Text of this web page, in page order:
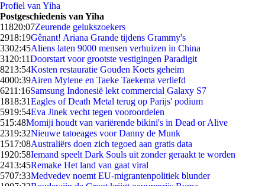
Profiel van Yiha
Postgeschiedenis van Yiha
11820:07Zeurende gelukszoekers
2918:19Gênant! Ariana Grande tijdens Grammy's
3302:45Aliens laten 9000 mensen verhuizen in China
31 20:11Doorstart voor grootste vestigingen Paradigit
8213:54Kosten restauratie Gouden Koets geheim
4000:39Airen Mylene en Taeke Taekema verliefd
6211:16Samsung Indonesië lekt commercial Galaxy S7
1818:31Eagles of Death Metal terug op Parijs' podium
5919:54Eva Jinek vecht tegen vooroordelen
515:48Momiji houdt van variërende bikini's in Dead or Alive
2319:32Nieuwe tatoeages voor Danny de Munk
1517:08Australiërs doen zich tegoed aan gratis data
1920:58Iemand speelt Dark Souls uit zonder geraakt te worden
2413:45Remake Het land van gaat viral
5707:33Medvedev noemt EU-migrantenpolitiek blunder